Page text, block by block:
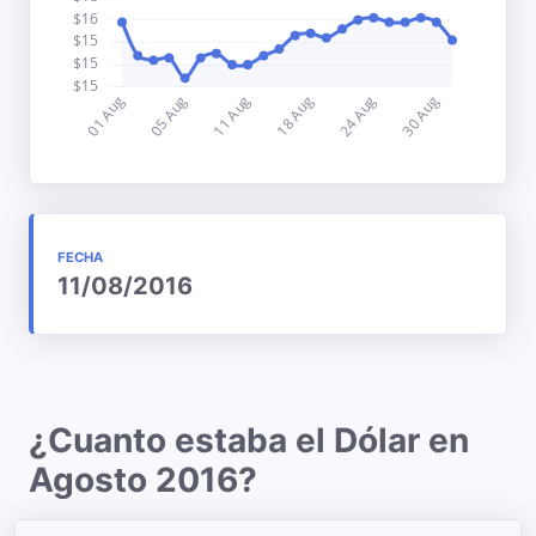
FECHA
11/08/2016
¿Cuanto estaba el Dólar en
Agosto 2016?